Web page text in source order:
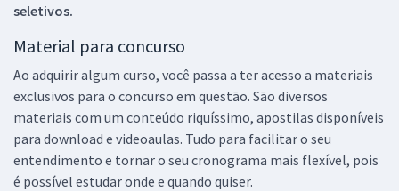
seletivos.
Material para concurso
Ao adquirir algum curso, você passa a ter acesso a materiais
exclusivos para o concurso em questão. São diversos
materiais com um conteúdo riquíssimo, apostilas disponíveis
para download e videoaulas. Tudo para facilitar o seu
entendimento e tornar o seu cronograma mais flexível, pois
é possível estudar onde e quando quiser.